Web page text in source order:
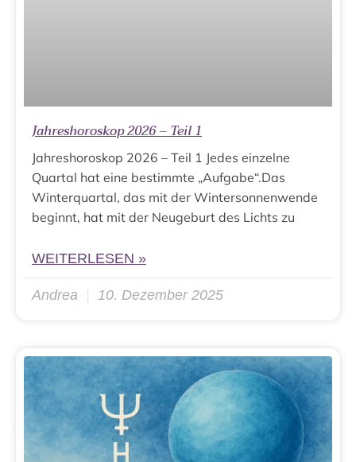
Jahreshoroskop 2026 – Teil 1
Jahreshoroskop 2026 – Teil 1 Jedes einzelne
Quartal hat eine bestimmte „Aufgabe“.Das
Winterquartal, das mit der Wintersonnenwende
beginnt, hat mit der Neugeburt des Lichts zu
WEITERLESEN »
Andrea 10. Dezember 2025